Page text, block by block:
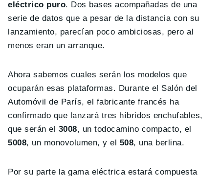
eléctrico puro. Dos bases acompañadas de una
serie de datos que a pesar de la distancia con su
lanzamiento, parecían poco ambiciosas, pero al
menos eran un arranque.
Ahora sabemos cuales serán los modelos que
ocuparán esas plataformas. Durante el Salón del
Automóvil de París, el fabricante francés ha
confirmado que lanzará tres híbridos enchufables,
que serán el 3008, un todocamino compacto, el
5008, un monovolumen, y el 508, una berlina.
Por su parte la gama eléctrica estará compuesta